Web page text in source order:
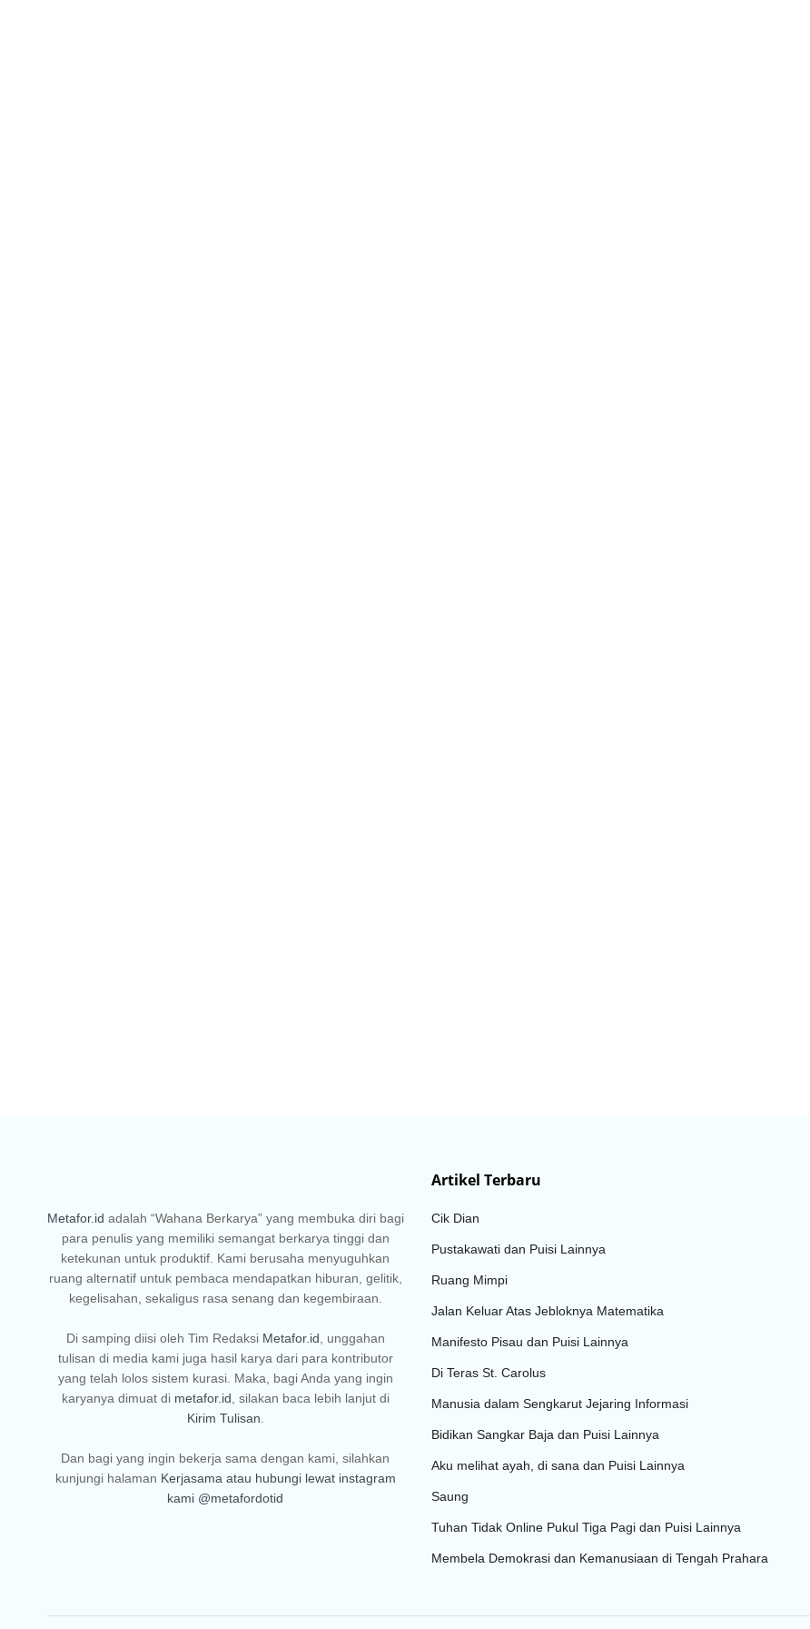
Metafor.id adalah “Wahana Berkarya” yang membuka diri bagi
para penulis yang memiliki semangat berkarya tinggi dan
ketekunan untuk produktif. Kami berusaha menyuguhkan
ruang alternatif untuk pembaca mendapatkan hiburan, gelitik,
kegelisahan, sekaligus rasa senang dan kegembiraan.
Di samping diisi oleh Tim Redaksi Metafor.id , unggahan
tulisan di media kami juga hasil karya dari para kontributor
yang telah lolos sistem kurasi. Maka, bagi Anda yang ingin
karyanya dimuat di metafor.id , silakan baca lebih lanjut di
Kirim Tulisan
Dan bagi yang ingin bekerja sama dengan kami, silahkan
kunjungi halaman Kerjasama atau hubungi lewat instagram
kami @metafordotid
Artikel Terbaru
Cik Dian
Pustakawati dan Puisi Lainnya
Ruang Mimpi
Jalan Keluar Atas Jebloknya Matematika
Manifesto Pisau dan Puisi Lainnya
Di Teras St. Carolus
Manusia dalam Sengkarut Jejaring Informasi
Bidikan Sangkar Baja dan Puisi Lainnya
Aku melihat ayah, di sana dan Puisi Lainnya
Saung
Tuhan Tidak Online Pukul Tiga Pagi dan Puisi Lainnya
Membela Demokrasi dan Kemanusiaan di Tengah Prahara